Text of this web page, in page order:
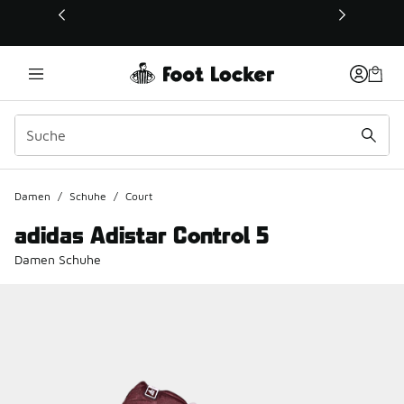
Dieser Link öffnet sich in einem neuen Fenster
Damen / Schuhe / Court
adidas Adistar Control 5
Damen Schuhe